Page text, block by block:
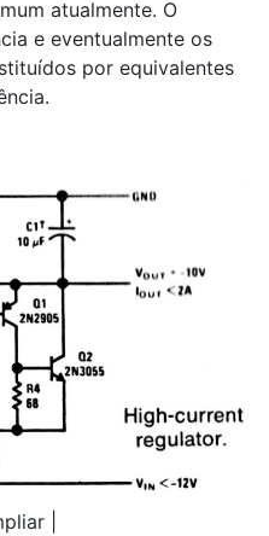
atualmente. O
e eventualmente os
por equivalentes
|